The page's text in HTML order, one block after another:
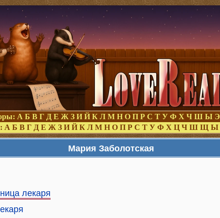
А Б В Г Д Е Ж З И Й К Л М Н О П Р С Т У Ф Х Ч Ш Ы Э
А Б В Г Д Е Ж З И Й К Л М Н О П Р С Т У Ф Х Ц Ч Ш Щ Ы
Мария Заболотская
лекаря